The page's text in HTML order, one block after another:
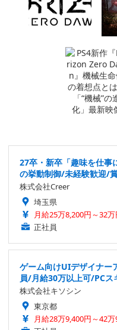
27卒・新卒「趣味を仕事
の挙動制御/未経験歓迎/
株式会社Creer
埼玉県
月給25万8,200円～32万
正社員
ゲーム向けUIデザイナー
員/月給30万以上可/PCス
株式会社キソシン
東京都
月給28万9,400円～42万